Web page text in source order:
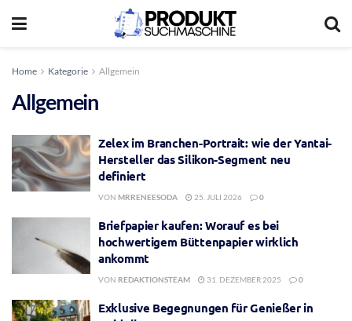
Home Kategorie Allgemein
Allgemein
Zelex im Branchen-Portrait: wie der Yantai-
Hersteller das Silikon-Segment neu
definiert
VON MRRENEESODA 25. JULI 2026 0
Briefpapier kaufen: Worauf es bei
hochwertigem Büttenpapier wirklich
ankommt
VON REDAKTIONSTEAM 31. DEZEMBER 2025 0
Exklusive Begegnungen für Genießer in